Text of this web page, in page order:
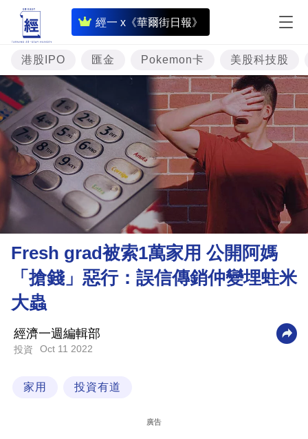
經一 x《華爾街日報》
即
時
財
經
專
題
投
樓
市
理
財
商
科
技
場
港股IPO 匯金 Pokemon卡 美股科技股
Fresh grad被索1萬家用 公開阿媽
「搶錢」惡行：誤信傳銷仲變埋蛀米
大蟲
經濟一週編輯部
投資 Oct 11 2022
家用 投資有道
廣告